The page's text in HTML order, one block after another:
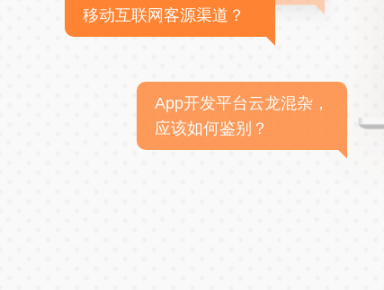
移动互联网客源渠道？
App开发平台云龙混杂，
应该如何鉴别？